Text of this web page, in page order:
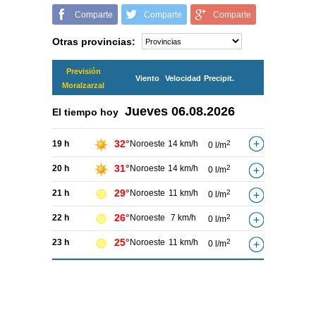
Comparte Comparte Comparte
Otras provincias:
Previsión
Moralzarzal
Viento Velocidad Precipit.
El tiempo hoy Jueves 06.08.2026
19 h 32° Noroeste 14 km/h 0 l/m2
20 h 31° Noroeste 14 km/h 0 l/m2
21 h 29° Noroeste 11 km/h 0 l/m2
22 h 26° Noroeste 7 km/h 0 l/m2
23 h 25° Noroeste 11 km/h 0 l/m2